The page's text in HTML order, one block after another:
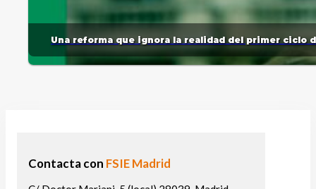
Una reforma que ignora la realidad del primer ciclo
Contacta con FSIE Madrid